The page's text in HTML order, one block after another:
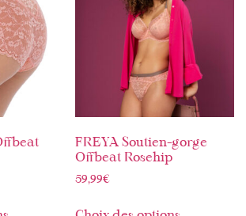
FREYA Soutien-gorge
Offbeat Rosehip
59,99€